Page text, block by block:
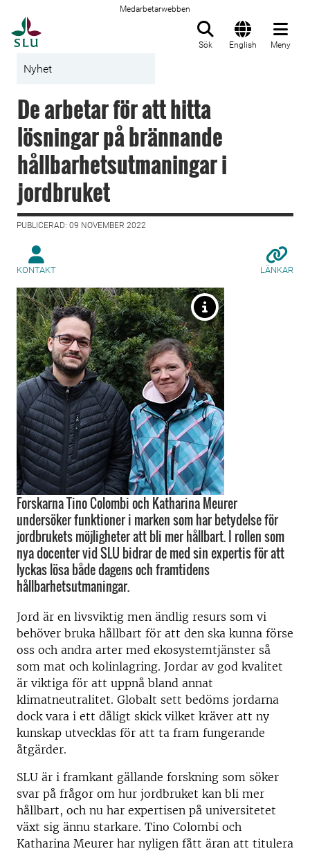
Medarbetarwebben
Sök English Meny
Nyhet
De arbetar för att hitta
lösningar på brännande
hållbarhetsutmaningar i
jordbruket
PUBLICERAD: 09 NOVEMBER 2022
KONTAKT LÄNKAR
Forskarna Tino Colombi och Katharina Meurer
undersöker funktioner i marken som har betydelse för
jordbrukets möjligheter att bli mer hållbart. I rollen som
nya docenter vid SLU bidrar de med sin expertis för att
lyckas lösa både dagens och framtidens
hållbarhetsutmaningar.
Jord är en livsviktig men ändlig resurs som vi
behöver bruka hållbart för att den ska kunna förse
oss och andra arter med ekosystemtjänster så
som mat och kolinlagring. Jordar av god kvalitet
är viktiga för att uppnå bland annat
klimatneutralitet. Globalt sett bedöms jordarna
dock vara i ett dåligt skick vilket kräver att ny
kunskap utvecklas för att ta fram fungerande
åtgärder.
SLU är i framkant gällande forskning som söker
svar på frågor om hur jordbruket kan bli mer
hållbart, och nu har expertisen på universitetet
växt sig ännu starkare. Tino Colombi och
Katharina Meurer har nyligen fått äran att titulera